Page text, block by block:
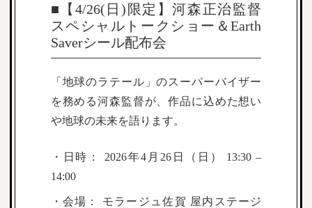
■【4/26(日)限定】河森正治監督
スペシャルトークショー＆Earth
Saverシール配布会
「地球のラテール」のスーパーバイザー
を務める河森監督が、作品に込めた想い
や地球の未来を語ります。
・
日時： 2026年4月26日（日） 13:30 –
14:00
・会場： モラージュ佐賀 屋内ステージ